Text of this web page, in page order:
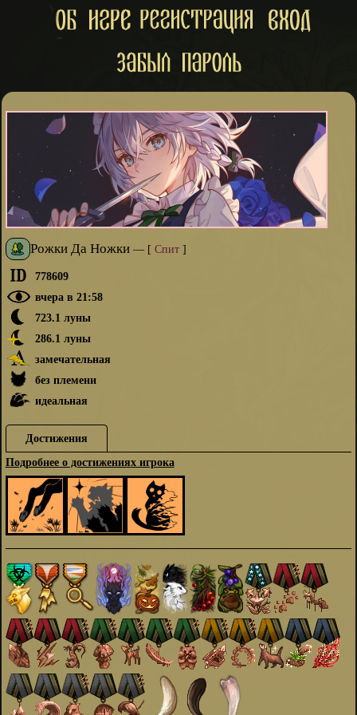
Рожки Да Ножки— [ Спит]
778609
вчера в 21:58
723.1 луны
286.1 луны
замечательная
без племени
идеальная
Достижения
Подробнее о достижениях игрока